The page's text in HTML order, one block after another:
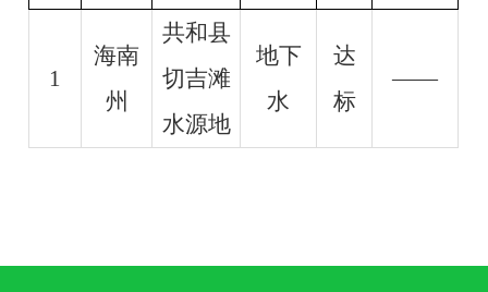
1
海南
州
共和县
切吉滩
水源地
地下
水
达
标
——